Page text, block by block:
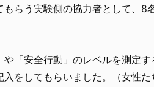
らう実験側の協力者として、8
「安全行動」のレベルを測定
をしてもらいました。（女性